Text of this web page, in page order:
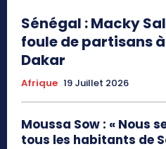
Sénégal : Macky
foule de partisans
Dakar
Afrique 19 Juillet 2026
Moussa Sow : « Nous
tous les habitants de